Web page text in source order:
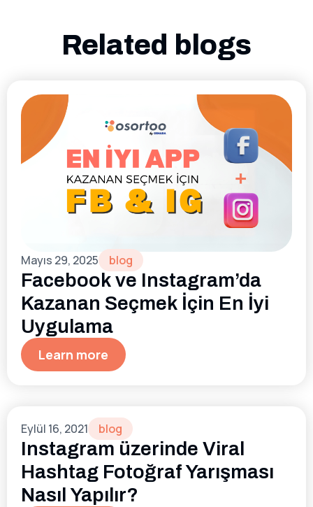
Related blogs
Mayıs 29, 2025 blog
Facebook ve Instagram’da
Kazanan Seçmek İçin En İyi
Uygulama
Learn more
Eylül 16, 2021 blog
Instagram üzerinde Viral
Hashtag Fotoğraf Yarışması
Nasıl Yapılır?